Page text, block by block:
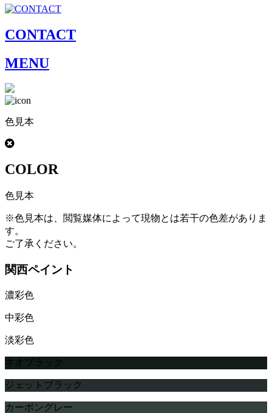
CONTACT
MENU
色見本
COLOR
色見本
※色見本は、閲覧媒体によって現物とは若干の色差がありま
す。
ご了承ください。
関西ペイント
濃彩色
中彩色
淡彩色
ネオブラック
ジェットブラック
カーボングレー